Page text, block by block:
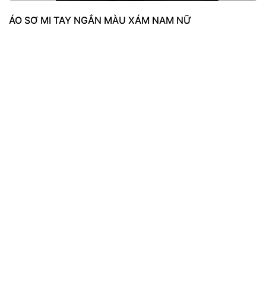
ÁO SƠ MI TAY NGẮN MÀU XÁM NAM NỮ